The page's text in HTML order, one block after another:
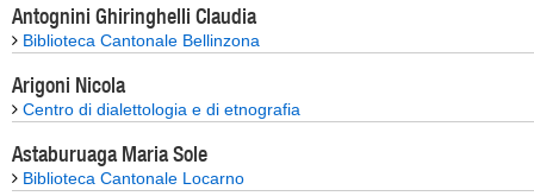
Antognini Ghiringhelli Claudia
Biblioteca Cantonale Bellinzona
Arigoni Nicola
Centro di dialettologia e di etnografia
Astaburuaga Maria Sole
Biblioteca Cantonale Locarno